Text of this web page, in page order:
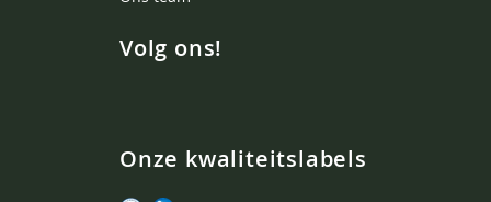
Volg ons!
Onze kwaliteitslabels